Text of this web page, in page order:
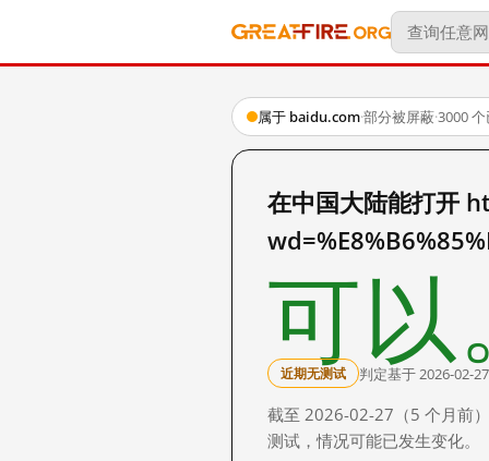
属于 baidu.com·部分被屏蔽·3000
在中国大陆能打开
可以
近期无测试 判定基于 2026-02-
截至 2026-02-27（5 个月前
测试，情况可能已发生变化。